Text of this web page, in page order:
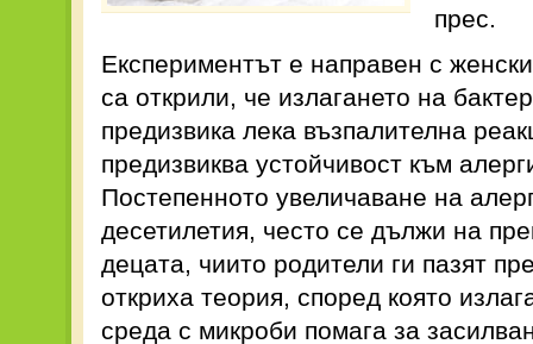
прес.
Експериментът е направен с
са открили, че излагането на
предизвика лека възпалителна
предизвиква устойчивост към
Постепенното увеличаване на
десетилетия, често се дължи на
децата, чиито родители ги пазят
откриха теория, според която
среда с микроби помага за